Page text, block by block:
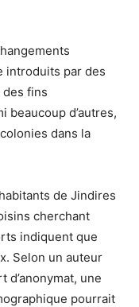
introduits par des
des fins
beaucoup d’autres,
dans la
de Jindires
cherchant
indiquent que
Selon un auteur
d’anonymat, une
pourrait